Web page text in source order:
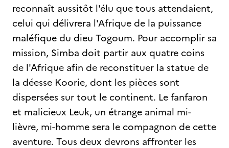
reconnaît aussitôt l'élu que tous attendaient,
celui qui délivrera l'Afrique de la puissance
maléfique du dieu Togoum. Pour accomplir sa
mission, Simba doit partir aux quatre coins
de l'Afrique afin de reconstituer la statue de
la déesse Koorie, dont les pièces sont
dispersées sur tout le continent. Le fanfaron
et malicieux Leuk, un étrange animal mi-
lièvre, mi-homme sera le compagnon de cette
aventure. Tous deux devrons affronter les